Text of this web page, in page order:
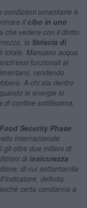
umanitarie è
il cibo in uno
che vedere con il diritto
la Striscia di
totale. Mancano acqua
funzionali al
rendendo
A chi sta dentro
le energie lo
confine sottilissima,
Security Phase
internazionale
gli oltre due milioni di
di insicurezza
di cui settantamila
definita
certa condanna a